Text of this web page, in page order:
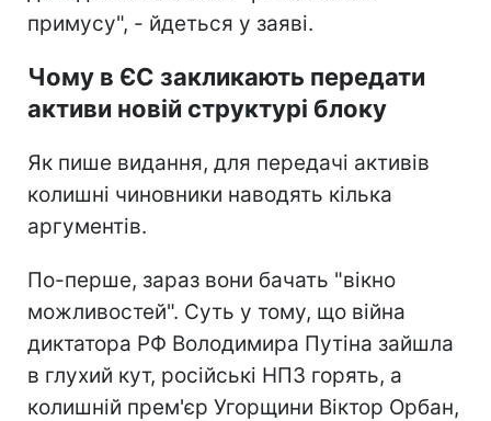
примусу", - йдеться у заяві.
Чому в ЄС закликають передати
активи новій структурі блоку
Як пише видання, для передачі активів
колишні чиновники наводять кілька
аргументів.
По-перше, зараз вони бачать "вікно
можливостей". Суть у тому, що війна
диктатора РФ Володимира Путіна зайшла
в глухий кут, російські НПЗ горять, а
колишній прем'єр Угорщини Віктор Орбан,